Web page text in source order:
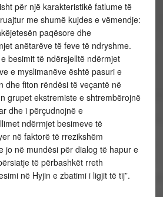
për një karakteristikë fatlume të
me shumë kujdes e vëmendje:
paqësore dhe
anëtarëve të feve të ndryshme.
besimit të ndërsjelltë ndërmjet
e myslimanëve është pasuri e
dhe fiton rëndësi të veçantë në
grupet ekstremiste e shtrembërojnë
dhe i përçudnojnë e
ndërmjet besimeve të
në faktorë të rrezikshëm
jo në mundësi për dialog të hapur e
të përbashkët rreth
në Hyjin e zbatimi i ligjit të tij”.